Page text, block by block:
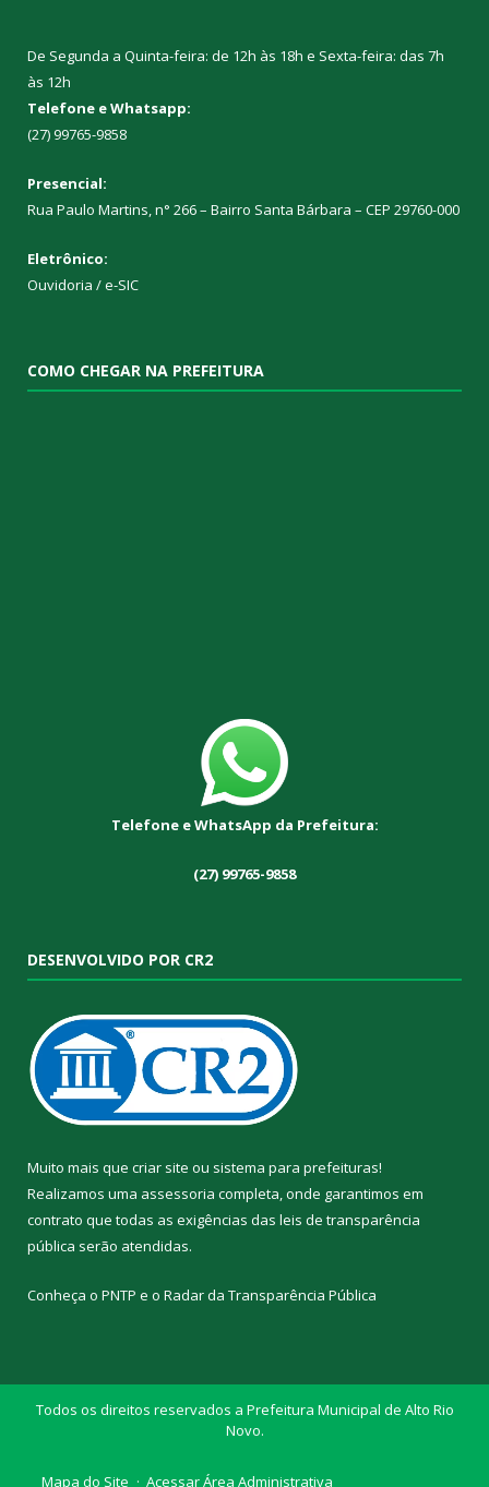
De Segunda a Quinta-feira: de 12h às 18h e Sexta-feira: das 7h
às 12h
Telefone e Whatsapp:
(27) 99765-9858
Presencial:
Rua Paulo Martins, n° 266 – Bairro Santa Bárbara – CEP 29760-000
Eletrônico:
Ouvidoria /e-SIC
COMO CHEGAR NA PREFEITURA
Telefone e WhatsApp da Prefeitura:
(27) 99765-9858
DESENVOLVIDO POR CR2
Muito mais que criar site ou sistema para prefeituras!
Realizamos uma assessoria completa, onde garantimos em
contrato que todas as exigências das leis de transparência
pública serão atendidas.
Conheça o PNTP e o Radar da Transparência Pública
Todos os direitos reservados a Prefeitura Municipal de Alto Rio
Novo.
Mapa do Site
Acessar Área Administrativa